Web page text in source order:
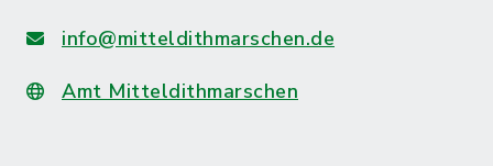
info@mitteldithmarschen.de
Amt Mitteldithmarschen